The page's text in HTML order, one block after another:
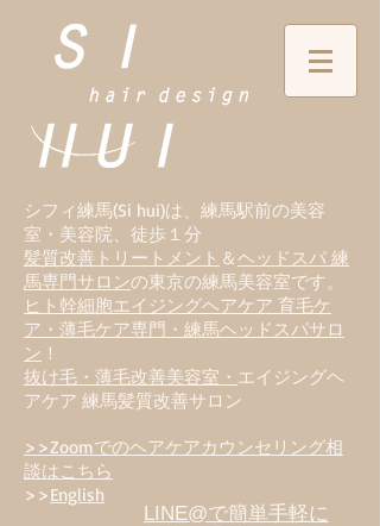
シフィ練馬(Si hui)は、 練馬駅前の美容
室・美容院、徒歩１分
髪質改善トリートメント ＆ヘッドスパ 練
馬専門サロンの東京の練馬美容室です。
ヒト幹細胞エイジングヘアケア 育毛ケ
ア・薄毛ケア専門・練馬ヘッドスパサロ
ン ！
抜け毛・薄毛改善美容室・ エイジングヘ
アケア 練馬髪質改善サロン
>>Zoomでのヘアケアカウンセリング相
談はこちら
>>English
LINE@で簡単手軽に